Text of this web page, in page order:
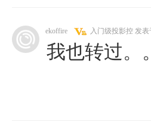
ekoffire 入门级投影控 发表
我也转过。